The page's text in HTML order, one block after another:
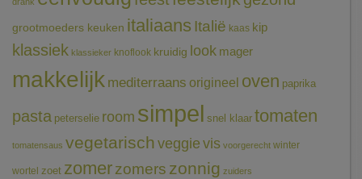
grootmoeders keuken italiaans Italië kaas kip
klassiek klassieker knoflook kruidig look mager
makkelijk mediterraans origineel oven paprika
pasta peterselie room simpel snel klaar tomaten
tomatensaus vegetarischveggie vis voorgerecht winter
wortel zoet zomerzomers zonnig zuiders